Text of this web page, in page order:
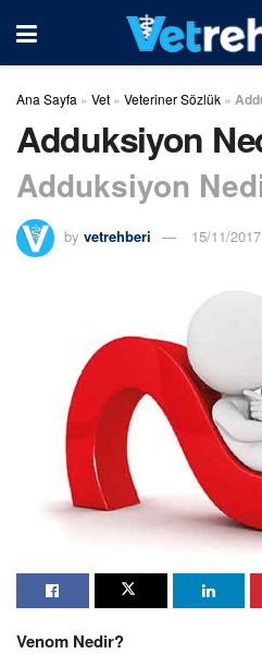
Ana Sayfa » Vet » Veteriner Sözlük »
Adduksiyon
Adduksiyon
by vetrehberi 15/11/2017
Venom Nedir?